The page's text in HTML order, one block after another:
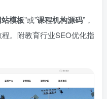
模板​”或”​课程机构源码​”，
。附教育行业SEO优化指